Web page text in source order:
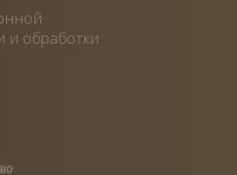
и обработки